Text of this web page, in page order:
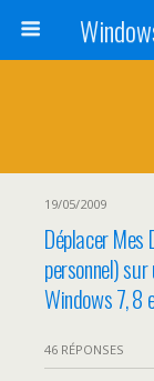
19/05/2009
Déplacer
personnel)
Windows 7, 8
46 RÉPONSES